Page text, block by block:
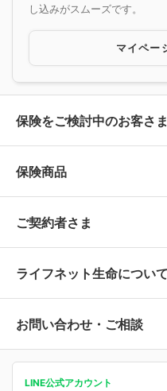
し込みがスムーズです。
マイペー
保険をご検討中のお客さま
保険の選び方
保険選びで迷っている方は
保険の基礎知識や選び方を
人生のステージに必要な保
保険ジャンバラヤ
あなたの人生と保険選び
保険商品
保険商品一覧
万が一に備える
病気や手術に備える
がん保険
がんに備える
ご契約者さま
マイペ
ご契約内容の確認
ライフネット生命について
ライフネット生命について
会社情報
お問い合わせ・ご相談
LINE公式アカウント